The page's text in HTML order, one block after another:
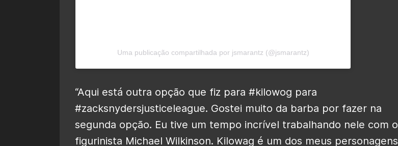
Uma publicação compartilhada por jsmarantz (@jsmarantz)
“Aqui está outra opção que fiz para #kilowog para
#zacksnydersjusticeleague. Gostei muito da barba por fazer na
segunda opção. Eu tive um tempo incrível trabalhando nele com o
figurinista Michael Wilkinson. Kilowag é um dos meus personagens